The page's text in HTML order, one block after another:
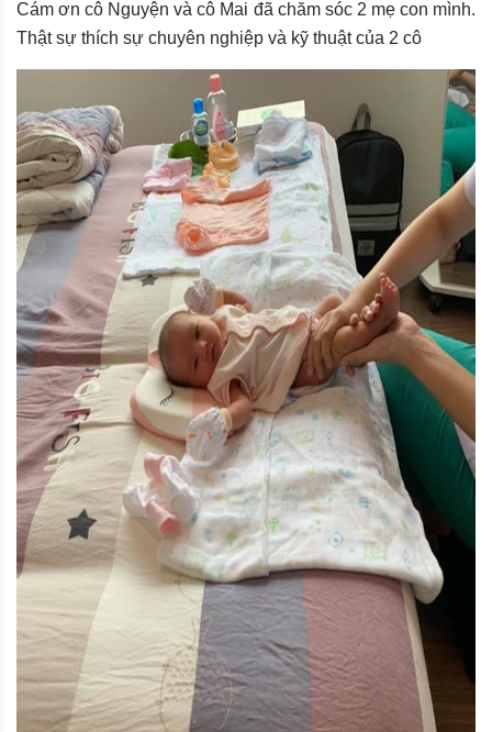
Cám ơn cô Nguyện và cô Mai đã chăm sóc 2 mẹ con mình.
Thật sự thích sự chuyên nghiệp và kỹ thuật của 2 cô